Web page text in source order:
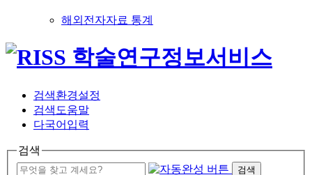
해외전자자료 통계
검색환경설정
검색도움말
다국어입력
검색
검색